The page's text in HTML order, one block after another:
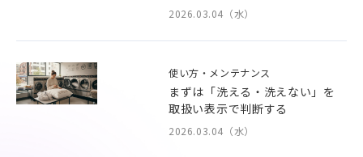
2026.03.04（水）
使い方・メンテナンス
まずは「洗える・洗えない」を
取扱い表示で判断する
2026.03.04（水）